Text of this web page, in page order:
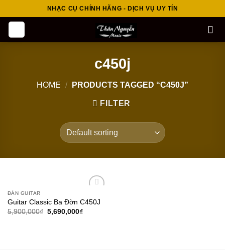
to
NHẠC CỤ CHÍNH HÃNG - DỊCH VỤ UY TÍN
c450j
HOME / PRODUCTS TAGGED “C450J”
FILTER
wishlist
ĐÀN GUITAR
Guitar Classic Ba Đờn C450J
5,900,000₫ 5,690,000₫